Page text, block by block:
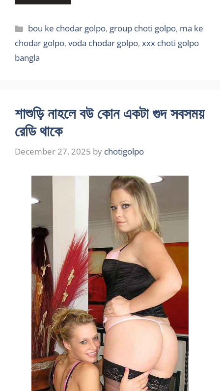
Categories
bou ke chodar golpo, group choti golpo, ma ke
chodar golpo, voda chodar golpo, xxx choti golpo
bangla
শাশুড়ি নাহলে বউ কোন একটা গুদ সবসময়
রেডি থাকে
December 27, 2025 by chotigolpo